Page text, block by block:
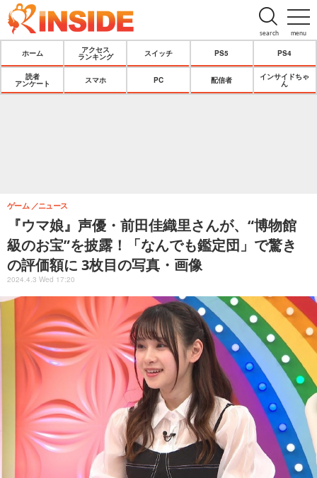
menu
search
ホーム
アクセス
ランキング
スイッチ PS5 PS4
読者
アンケート
スマホ PC 配信者
インサイドちゃ
ん
『ウマ娘』声優・前田佳織里さんが、“博物館
級のお宝”を披露！「なんでも鑑定団」で驚き
の評価額に 3枚目の写真・画像
ゲーム ニュース
2024.4.3 Wed 17:20